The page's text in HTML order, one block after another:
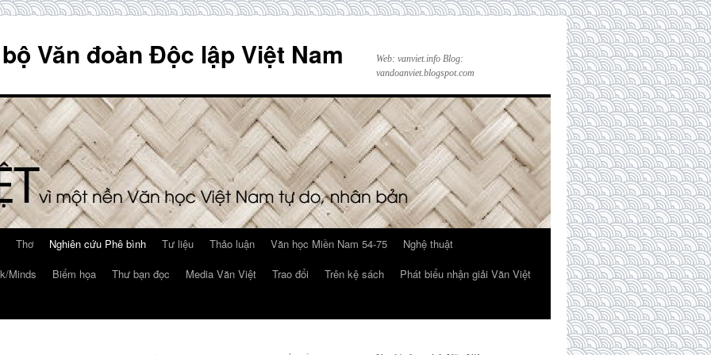
Văn đoàn Độc lập Việt Nam
Web: vanviet.info Blog:
vandoanviet.blogspot.com
Thơ Nghiên cứu Phê bình Tư liệu Thảo luận Văn học Miền Nam 54-75
Nghệ thuật
Minds Biếm họa Thư bạn đọc Media Văn Việt Trao đổi Trên kệ sách
Phát biểu nhận giải Văn Việt